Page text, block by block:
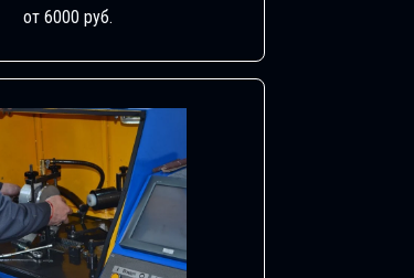
от 6000 руб.